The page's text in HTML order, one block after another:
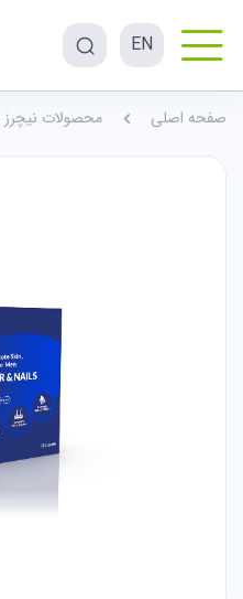
EN
صفحه اصلی محصولات نیچرز